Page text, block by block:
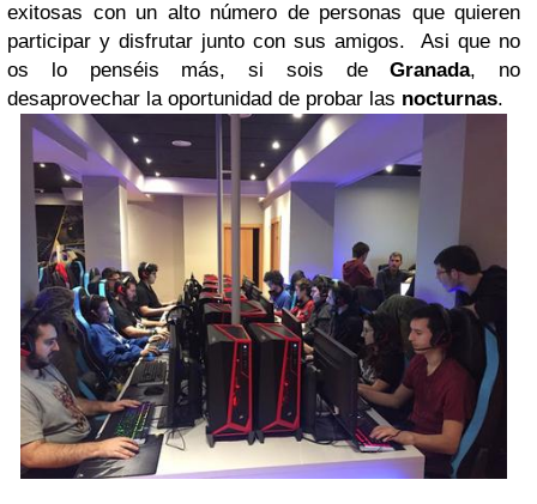
exitosas con un alto número de personas que quieren
participar y disfrutar junto con sus amigos. Asi que no
os lo penséis más, si sois deGranada, no
desaprovechar la oportunidad de probar las nocturnas.